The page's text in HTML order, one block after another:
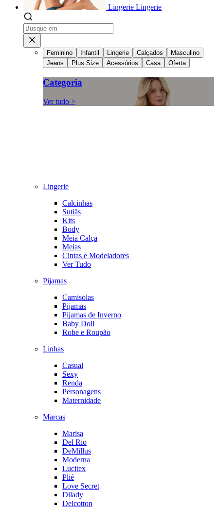
Lingerie Lingerie
Feminino Infantil Lingerie Calçados
Masculino
Jeans
Plus Size Acessórios Casa Oferta
Categoria
Ver tudo >
Lingerie
Calcinhas
Sutiãs
Kits
Body
Meia Calça
Meias
Cintas e Modeladores
Ver Tudo
Pijamas
Camisolas
Pijamas
Pijamas de Inverno
Baby Doll
Robe e Roupão
Linhas
Casual
Sexy
Renda
Personagens
Maternidade
Marcas
Marisa
Del Rio
DeMillus
Moderna
Lucitex
Plié
Love Secret
Dilady
Delcotton